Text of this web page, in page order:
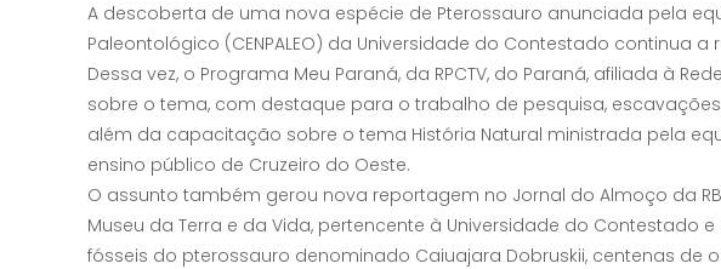
A descoberta de uma nova espécie de Pterossauro anunciada pela
Paleontológico (CENPALEO) da Universidade do Contestado continua
Dessa vez, o Programa Meu Paraná, da RPCTV, do Paraná, afiliada à
sobre o tema, com destaque para o trabalho de pesquisa,
além da capacitação sobre o tema História Natural ministrada pela
ensino público de Cruzeiro do Oeste.
O assunto também gerou nova reportagem no Jornal do Almoço da
Museu da Terra e da Vida, pertencente à Universidade do Contestado
fósseis do pterossauro denominado Caiuajara Dobruskii, centenas de